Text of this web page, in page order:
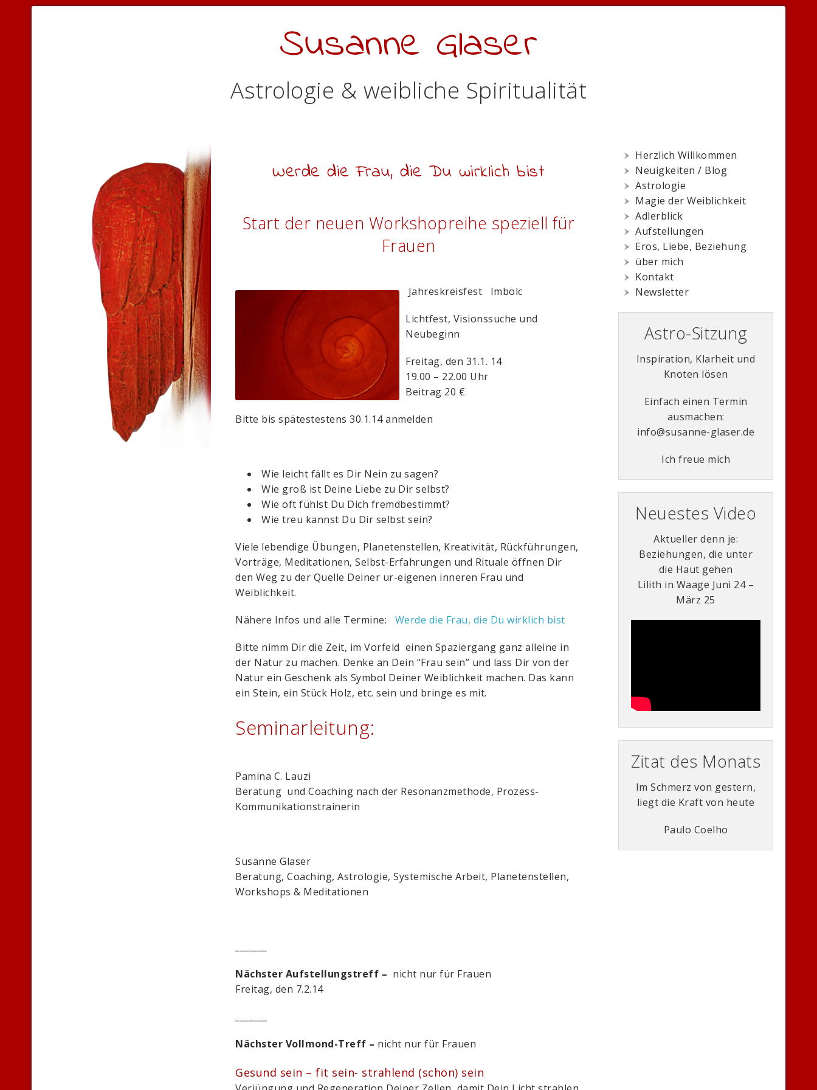
Susanne Glaser
Astrologie & weibliche Spiritualität
Werde die Frau, die Du wirklich bist
Start der neuen Workshopreihe speziell für
Frauen
Jahreskreisfest Imbolc
Lichtfest, Visionssuche und
Neubeginn
Freitag, den 31.1. 14
19.00 – 22.00 Uhr
Beitrag 20 €
Bitte bis spätestestens 30.1.14 anmelden
Wie leicht fällt es Dir Nein zu sagen?
Wie groß ist Deine Liebe zu Dir selbst?
Wie oft fühlst Du Dich fremdbestimmt?
Wie treu kannst Du Dir selbst sein?
Viele lebendige Übungen, Planetenstellen, Kreativität, Rückführungen,
Vorträge, Meditationen, Selbst-Erfahrungen und Rituale öffnen Dir
den Weg zu der Quelle Deiner ur-eigenen inneren Frau und
Weiblichkeit.
Nähere Infos und alle Termine: Werde die Frau, die Du wirklich bist
Bitte nimm Dir die Zeit, im Vorfeld einen Spaziergang ganz alleine in
der Natur zu machen. Denke an Dein “Frau sein” und lass Dir von der
Natur ein Geschenk als Symbol Deiner Weiblichkeit machen. Das kann
ein Stein, ein Stück Holz, etc. sein und bringe es mit.
Seminarleitung:
Pamina C. Lauzi
Beratung und Coaching nach der Resonanzmethode, Prozess-
Kommunikationstrainerin
Susanne Glaser
Beratung, Coaching, Astrologie, Systemische Arbeit, Planetenstellen,
Workshops & Meditationen
Nächster Aufstellungstreff – nicht nur für Frauen
Freitag, den 7.2.14
Nächster Vollmond-Treff – nicht nur für Frauen
Gesund sein – fit sein- strahlend (schön) sein
Herzlich Willkommen
Neuigkeiten / Blog
Astrologie
Magie der Weiblichkeit
Adlerblick
Aufstellungen
Eros, Liebe, Beziehung
über mich
Kontakt
Newsletter
Astro-Sitzung
Inspiration, Klarheit und
Knoten lösen
Einfach einen Termin
ausmachen:
info@susanne-glaser.de
Ich freue mich
Neuestes Video
Aktueller denn je:
Beziehungen, die unter
die Haut gehen
Lilith in Waage Juni 24 –
März 25
Zitat des Monats
Im Schmerz von gestern,
liegt die Kraft von heute
Paulo Coelho